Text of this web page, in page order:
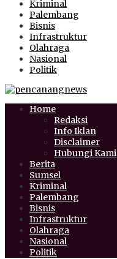
Kriminal
Palembang
Bisnis
Infrastruktur
Olahraga
Nasional
Politik
Home
Redaksi
Info Iklan
Disclaimer
Hubungi Kami
Berita
Sumsel
Kriminal
Palembang
Bisnis
Infrastruktur
Olahraga
Nasional
Politik